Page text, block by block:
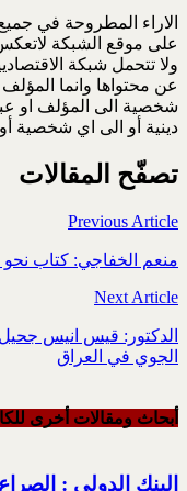
الاراء المطروحة في
على موقع الشبكة
ولا تتحمل شبكة
عن محتواها وانما
شخصية الى المؤلف او
دينية أو الى اي شخصية
تصفّح المقالات
Previous Article
منعم الخفاجي: كتاب
Next Article
الدكتور: قيس انيس جحيل
الجوي في العراق
أبحاث ومقالات أخرى
البنك الدولي :